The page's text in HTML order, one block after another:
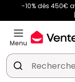
-10% dès 450€
Menu